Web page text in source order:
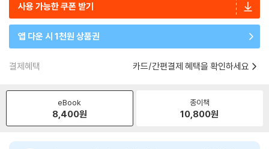
사용 가능한 쿠폰 받기
앱 다운 시 1천원 상품권
결제혜택 카드/간편결제 혜택을 확인하세요
eBook
8,400원
종이책
10,800원